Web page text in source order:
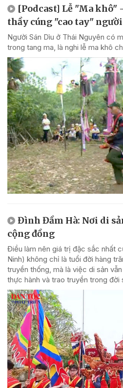
[Podcast] Lễ "Ma khô"
thầy cúng "cao tay" người
Người Sán Dìu ở Thái Nguyên có
trong tang ma, là nghi lễ ma khô
Đình Đầm Hà: Nơi di
cộng đồng
Điều làm nên giá trị đặc sắc nhất
Ninh) không chỉ là tuổi đời hàng
truyền thống, mà là việc di sản
thực hành và trao truyền trong đời